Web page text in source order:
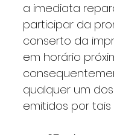
a imediata
participar da
conserto da
em horário
qualquer um
emitidos por